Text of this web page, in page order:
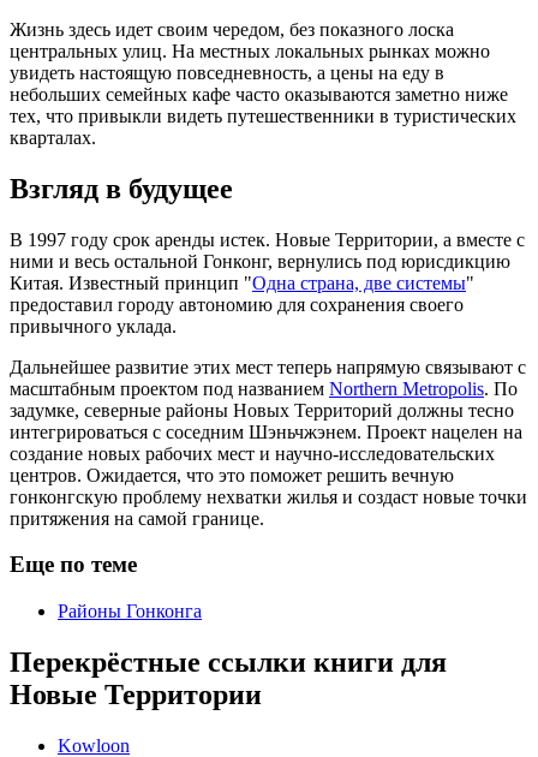
Жизнь здесь идет своим чередом, без показного лоска
центральных улиц. На местных локальных рынках можно
увидеть настоящую повседневность, а цены на еду в
небольших семейных кафе часто оказываются заметно ниже
тех, что привыкли видеть путешественники в туристических
кварталах.
Взгляд в будущее
В 1997 году срок аренды истек. Новые Территории, а вместе с
ними и весь остальной Гонконг, вернулись под юрисдикцию
Китая. Известный принцип "Одна страна, две системы"
предоставил городу автономию для сохранения своего
привычного уклада.
Дальнейшее развитие этих мест теперь напрямую связывают с
масштабным проектом под названием Northern Metropolis. По
задумке, северные районы Новых Территорий должны тесно
интегрироваться с соседним Шэньчжэнем. Проект нацелен на
создание новых рабочих мест и научно-исследовательских
центров. Ожидается, что это поможет решить вечную
гонконгскую проблему нехватки жилья и создаст новые точки
притяжения на самой границе.
Еще по теме
Районы Гонконга
Перекрёстные ссылки книги для
Новые Территории
Kowloon